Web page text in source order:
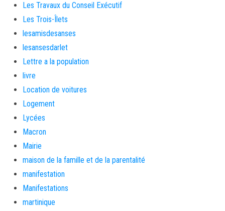
Les Travaux du Conseil Exécutif
Les Trois-Îlets
lesamisdesanses
lesansesdarlet
Lettre a la population
livre
Location de voitures
Logement
Lycées
Macron
Mairie
maison de la famille et de la parentalité
manifestation
Manifestations
martinique